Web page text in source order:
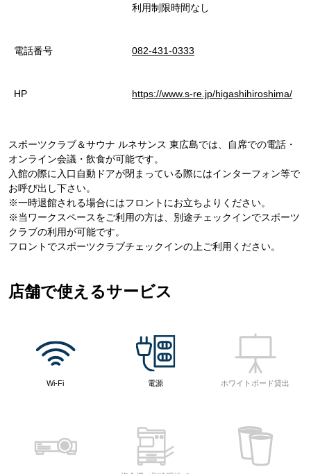
利用制限時間なし
電話番号 082-431-0333
HP https://www.s-re.jp/higashihiroshima/
スポーツクラブ＆サウナ ルネサンス 東広島では、自席での電話・
オンライン会議・飲食が可能です。
入館の際に入口自動ドアが閉まっている際にはインターフォン等で
お呼び出し下さい。
※一時退館される場合にはフロントにお立ちよりください。
※当ワークスペースをご利用の方は、別途チェックインでスポーツ
クラブの利用が可能です。
フロントでスポーツクラブチェックインの上ご利用ください。
店舗で使えるサービス
Wi-Fi 電源 ホワイトボード貸出